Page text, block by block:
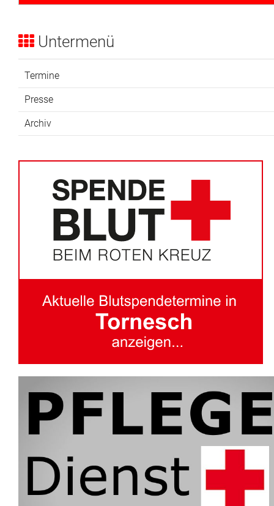
Untermenü
Termine
Presse
Archiv